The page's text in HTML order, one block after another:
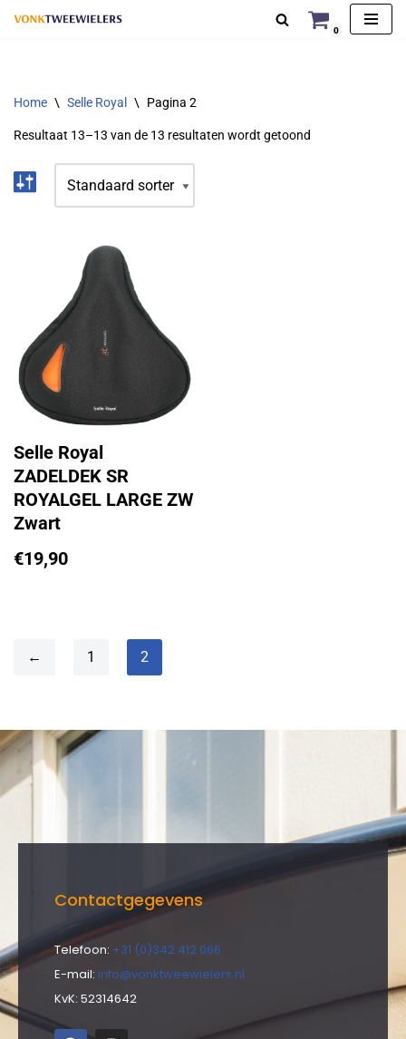
de
0
Home \ Selle Royal \ Pagina 2
Resultaat 13–13 van de 13 resultaten wordt getoond
Selle Royal
ZADELDEK SR
ROYALGEL LARGE ZW
Zwart
€19,90
← 1 2
Contactgegevens
Telefoon: +31 (0)342 412 066
E-mail: info@vonktweewielers.nl
KvK: 52314642